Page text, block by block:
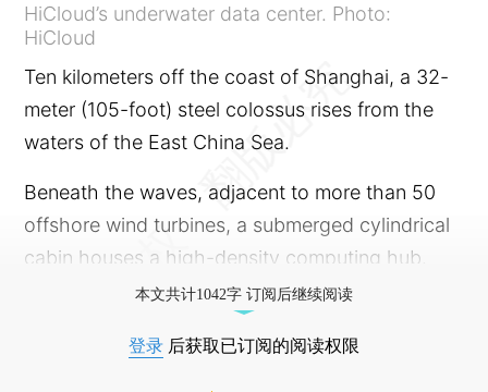
HiCloud’s underwater data center. Photo:
HiCloud
Ten kilometers off the coast of Shanghai, a 32-
meter (105-foot) steel colossus rises from the
waters of the East China Sea.
Beneath the waves, adjacent to more than 50
offshore wind turbines, a submerged cylindrical
cabin houses a high-density computing hub.
本文共计1042字 订阅后继续阅读
登录 后获取已订阅的阅读权限